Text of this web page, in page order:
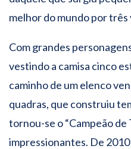
melhor do mundo por três
Com grandes
vestindo a camisa cinco
caminho de um elenco
quadras, que construiu
tornou-se o “Campeão de
impressionantes. De